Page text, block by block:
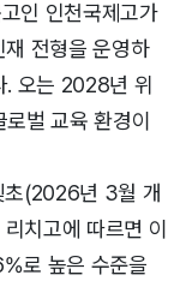
인 인천국제고가
전형을 운영하
. 오는 2028년 위
벌 교육 환경이
초(2026년 3월 개
치고에 따르면 이
로 높은 수준을